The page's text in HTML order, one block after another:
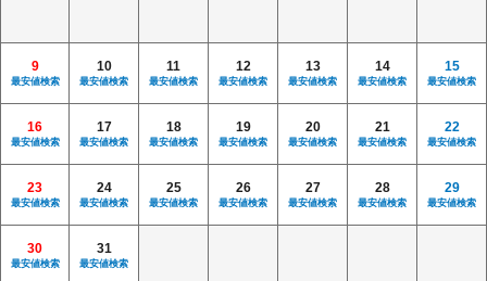
9
最安値検索
10
最安値検索
11
最安値検索
12
最安値検索
13
最安値検索
14
最安値検索
15
最安値検索
16
最安値検索
17
最安値検索
18
最安値検索
19
最安値検索
20
最安値検索
21
最安値検索
22
最安値検索
23
最安値検索
24
最安値検索
25
最安値検索
26
最安値検索
27
最安値検索
28
最安値検索
29
最安値検索
30
最安値検索
31
最安値検索